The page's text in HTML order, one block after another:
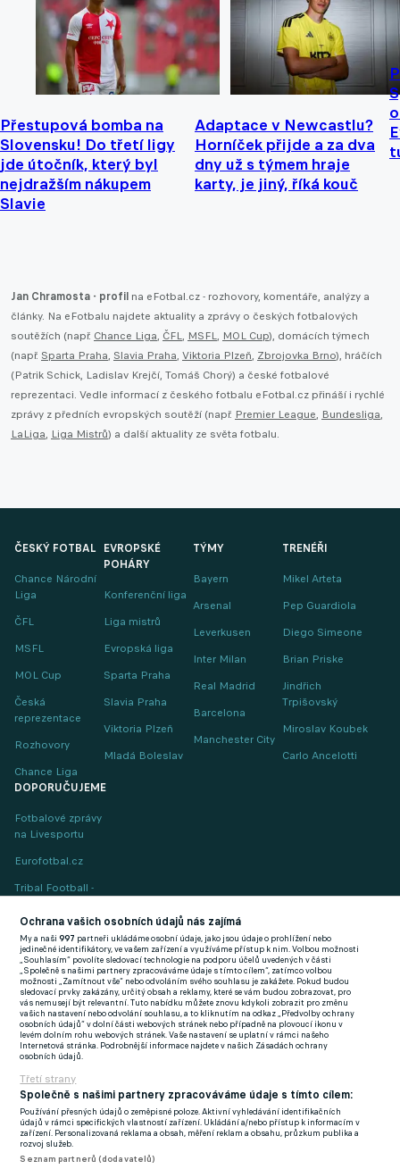
Přestupová bomba na
Slovensku! Do třetí ligy
jde útočník, který byl
nejdražším nákupem
Slavie
Adaptace v Newcastlu?
Horníček přijde a za dva
dny už s týmem hraje
karty, je jiný, říká kouč
Jan Chramosta - profil na eFotbal.cz - rozhovory, komentáře, analýzy a
články. Na eFotbalu najdete aktuality a zprávy o českých fotbalových
soutěžích (např. Chance Liga, ČFL, MSFL, MOL Cup), domácích týmech
(např. Sparta Praha, Slavia Praha, Viktoria Plzeň, Zbrojovka Brno), hráčích
(Patrik Schick, Ladislav Krejčí, Tomáš Chorý) a české fotbalové
reprezentaci. Vedle informací z českého fotbalu eFotbal.cz přináší i rychlé
zprávy z předních evropských soutěží (např. Premier League, Bundesliga,
LaLiga, Liga Mistrů) a další aktuality ze světa fotbalu.
ČESKÝ FOTBAL
Chance Národní
Liga
ČFL
MSFL
MOL Cup
Česká
reprezentace
Rozhovory
Chance Liga
EVROPSKÉ
POHÁRY
Konferenční liga
Liga mistrů
Evropská liga
Sparta Praha
Slavia Praha
Viktoria Plzeň
Mladá Boleslav
TÝMY
Bayern
Arsenal
Leverkusen
Inter Milan
Real Madrid
Barcelona
Manchester City
TRENÉŘI
Mikel Arteta
Pep Guardiola
Diego Simeone
Brian Priske
Jindřich
Trpišovský
Miroslav Koubek
Carlo Ancelotti
DOPORUČUJEME
Fotbalové zprávy
na Livesportu
Eurofotbal.cz
Tribal Football -
(EN)
FlashFutbal (SK)
Tenisportal.cz
Tenisové zprávy
na Livesportu
Podmínky užití
Zásady ochrany osobních údajů
GDPR a žurnalistika
Ochrana vašich osobních údajů nás zajímá
My a naši997 partneři ukládáme osobní údaje, jako jsou údaje o prohlížení nebo
jedinečné identifikátory, ve vašem zařízení a využíváme přístup k nim. Volbou možnosti
„Souhlasím“ povolíte sledovací technologie na podporu účelů uvedených v části
„Společně s našimi partnery zpracováváme údaje s tímto cílem“, zatímco volbou
možnosti „Zamítnout vše“ nebo odvoláním svého souhlasu je zakážete. Pokud budou
sledovací prvky zakázány, určitý obsah a reklamy, které se vám budou zobrazovat, pro
vás nemusejí být relevantní. Tuto nabídku můžete znovu kdykoli zobrazit pro změnu
vašich nastavení nebo odvolání souhlasu, a to kliknutím na odkaz „Předvolby ochrany
osobních údajů“ v dolní části webových stránek nebo případně na plovoucí ikonu v
levém dolním rohu webových stránek. Vaše nastavení se uplatní v rámci našeho
Internetová stránka. Podrobnější informace najdete v našich Zásadách ochrany
osobních údajů.
Třetí strany
Společně s našimi partnery zpracováváme údaje s tímto cílem:
Používání přesných údajů o zeměpisné poloze. Aktivní vyhledávání identifikačních
údajů v rámci specifických vlastností zařízení. Ukládání a/nebo přístup k informacím v
zařízení. Personalizovaná reklama a obsah, měření reklam a obsahu, průzkum publika a
rozvoj služeb.
Seznam partnerů (dodavatelů)